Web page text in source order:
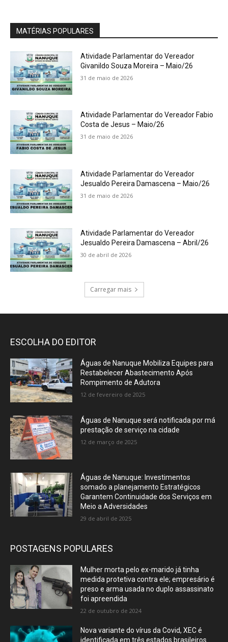
MATÉRIAS POPULARES
Atividade Parlamentar do Vereador
Givanildo Souza Moreira – Maio/26
31 de maio de 2026
Atividade Parlamentar do Vereador Fabio
Costa de Jesus – Maio/26
31 de maio de 2026
Atividade Parlamentar do Vereador
Jesualdo Pereira Damascena – Maio/26
31 de maio de 2026
Atividade Parlamentar do Vereador
Jesualdo Pereira Damascena – Abril/26
30 de abril de 2026
Carregar mais
ESCOLHA DO EDITOR
Águas de Nanuque Mobiliza Equipes para
Restabelecer Abastecimento Após
Rompimento de Adutora
12 de fevereiro de 2025
Águas de Nanuque será notificada por má
prestação de serviço na cidade
12 de março de 2025
Águas de Nanuque: Investimentos
somado a planejamento Estratégicos
Garantem Continuidade dos Serviços em
Meio a Adversidades
29 de abril de 2025
POSTAGENS POPULARES
Mulher morta pelo ex-marido já tinha
medida protetiva contra ele; empresário é
preso e arma usada no duplo assassinato
foi apreendida
22 de outubro de 2024
Nova variante do vírus da Covid, XEC é
identificada em três estados brasileiros